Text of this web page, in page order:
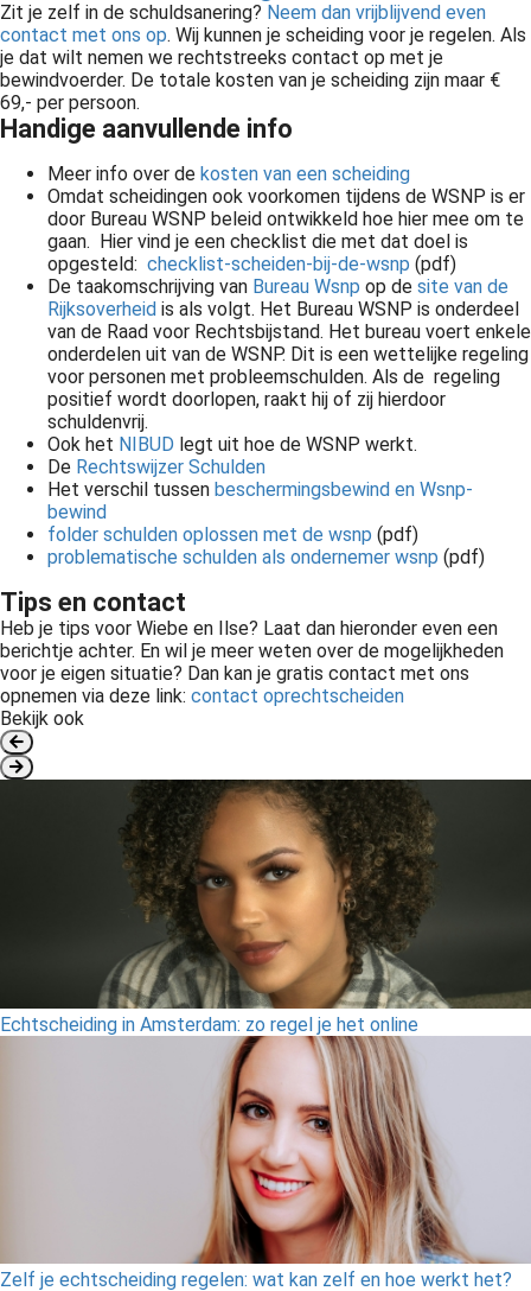
Zit je zelf in de schuldsanering? Neem dan vrijblijvend even
contact met ons op. Wij kunnen je scheiding voor je regelen. Als
je dat wilt nemen we rechtstreeks contact op met je
bewindvoerder. De totale kosten van je scheiding zijn maar €
69,- per persoon.
Handige aanvullende info
Meer info over de kosten van een scheiding
Omdat scheidingen ook voorkomen tijdens de WSNP is er
door Bureau WSNP beleid ontwikkeld hoe hier mee om te
gaan. Hier vind je een checklist die met dat doel is
opgesteld: checklist-scheiden-bij-de-wsnp (pdf)
De taakomschrijving van Bureau Wsnp op de site van de
Rijksoverheid is als volgt. Het Bureau WSNP is onderdeel
van de Raad voor Rechtsbijstand. Het bureau voert enkele
onderdelen uit van de WSNP. Dit is een wettelijke regeling
voor personen met probleemschulden. Als de regeling
positief wordt doorlopen, raakt hij of zij hierdoor
schuldenvrij.
Ook het NIBUD legt uit hoe de WSNP werkt.
De Rechtswijzer Schulden
Het verschil tussen beschermingsbewind en Wsnp-
bewind
folder schulden oplossen met de wsnp (pdf)
problematische schulden als ondernemer wsnp (pdf)
Tips en contact
Heb je tips voor Wiebe en Ilse? Laat dan hieronder even een
berichtje achter. En wil je meer weten over de mogelijkheden
voor je eigen situatie? Dan kan je gratis contact met ons
opnemen via deze link: contact oprechtscheiden
Bekijk ook
Echtscheiding in Amsterdam: zo regel je het online
Zelf je echtscheiding regelen: wat kan zelf en hoe werkt het?